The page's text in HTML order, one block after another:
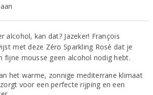
alcohol, kan dat? Jazeker! François
met deze Zéro Sparkling Rosé dat je
fijne mousse geen alcohol nodig hebt.
het warme, zonnige mediterrane klimaat
voor een perfecte rijping en een